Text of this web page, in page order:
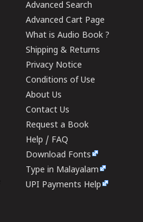
Advanced Search
Advanced Cart Page
What is Audio Book ?
Shipping & Returns
Privacy Notice
Conditions of Use
About Us
Contact Us
Request a Book
Help / FAQ
Download Fonts
Type in Malayalam
UPI Payments Help